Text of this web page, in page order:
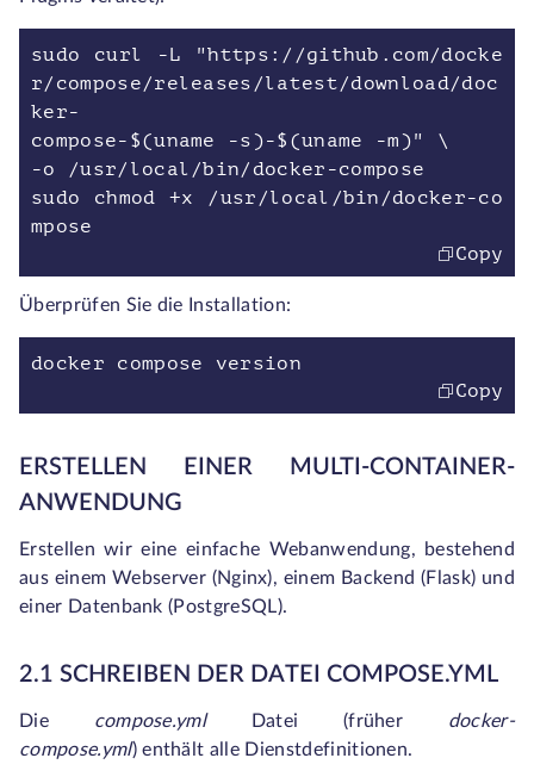
sudo curl -L "https://github.com/docke
r/compose/releases/latest/download/doc
ker-
compose-$(uname -s)-$(uname -m)" \
-o /usr/local/bin/docker-compose
sudo chmod +x /usr/local/bin/docker-co
mpose
Copy
Überprüfen Sie die Installation:
docker compose version
Copy
ERSTELLEN EINER MULTI-CONTAINER-
ANWENDUNG
Erstellen wir eine einfache Webanwendung, bestehend
aus einem Webserver (Nginx), einem Backend (Flask) und
einer Datenbank (PostgreSQL).
2.1 SCHREIBEN DER DATEI COMPOSE.YML
Die compose.yml Datei (früher
docker-
compose.yml) enthält alle Dienstdefinitionen.